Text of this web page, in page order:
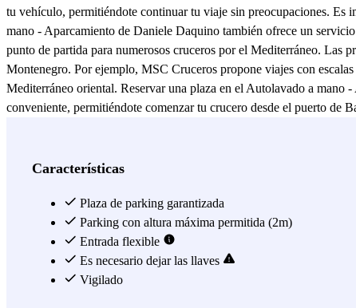
tu vehículo, permitiéndote continuar tu viaje sin preocupaciones. Es
mano - Aparcamiento de Daniele Daquino también ofrece un
punto de partida para numerosos cruceros por el Mediterráneo. Las
Montenegro. Por ejemplo, MSC Cruceros propone viajes con
Mediterráneo oriental. Reservar una plaza en el Autolavado a mano
conveniente, permitiéndote comenzar tu crucero desde el puerto de
Características
Plaza de parking garantizada
Parking con altura máxima permitida (2m)
Entrada flexible
Es necesario dejar las llaves
Vigilado